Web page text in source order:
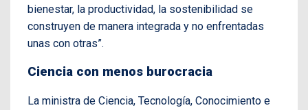
bienestar, la productividad, la sostenibilidad se
construyen de manera integrada y no enfrentadas
unas con otras”.
Ciencia con menos burocracia
La ministra de Ciencia, Tecnología, Conocimiento e